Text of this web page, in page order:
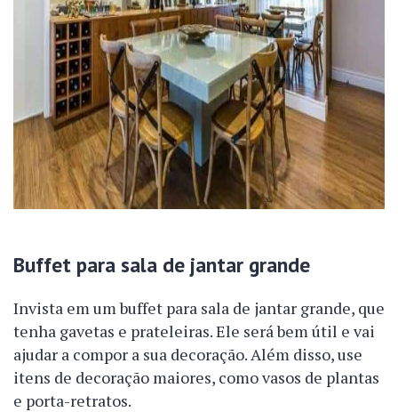
Buffet para sala de jantar grande
Invista em um buffet para sala de jantar grande, que
tenha gavetas e prateleiras. Ele será bem útil e vai
ajudar a compor a sua decoração. Além disso, use
itens de decoração maiores, como vasos de plantas
e porta-retratos.